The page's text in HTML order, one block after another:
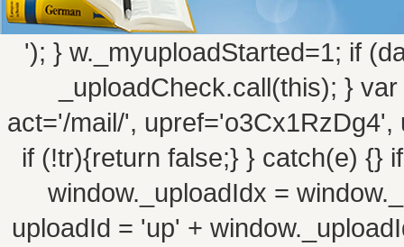
'); } w._myuploadStarted=1; if
_uploadCheck.call(this); }
act='/mail/',
if (!tr){return false;} } catch(e) {}
window._uploadIdx =
uploadId = 'up' +